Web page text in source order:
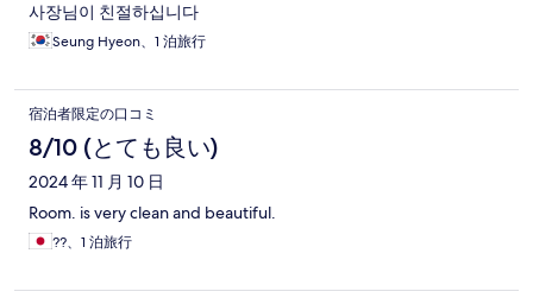
사장님이 친절하십니다
Seung Hyeon、1 泊旅行
宿泊者限定の口コミ
8/10 (とても良い)
2024 年 11 月 10 日
Room. is very clean and beautiful.
??、1 泊旅行